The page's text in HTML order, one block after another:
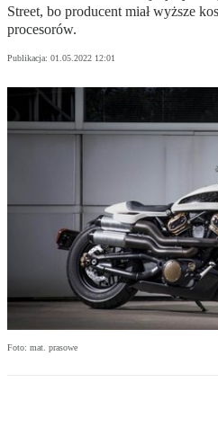
Street, bo producent miał wyższe
procesorów.
Publikacja: 01.05.2022 12:01
Foto: mat. prasowe